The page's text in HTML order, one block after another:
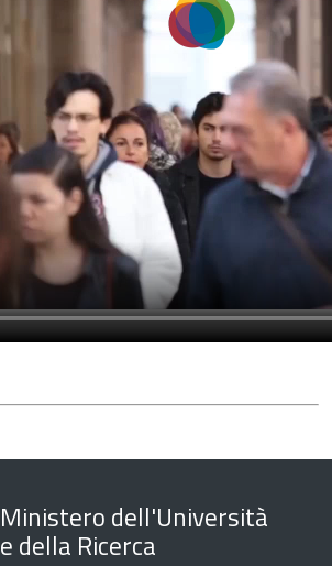
Ministero dell'Università
e della Ricerca